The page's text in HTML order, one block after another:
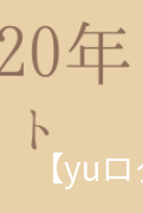
【yu